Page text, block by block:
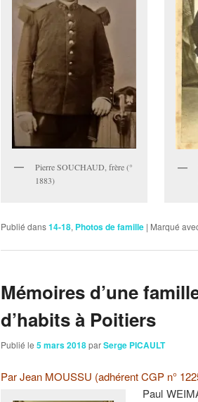
Pierre SOUCHAUD, frère (°
1883)
Publié dans14-18, Photos de famille | Marqué
Mémoires d’une
d’habits à Poitiers
Publié le 5 mars 2018parSerge PICAULT
Par Jean MOUSSU (adhérent CGP n°
Paul